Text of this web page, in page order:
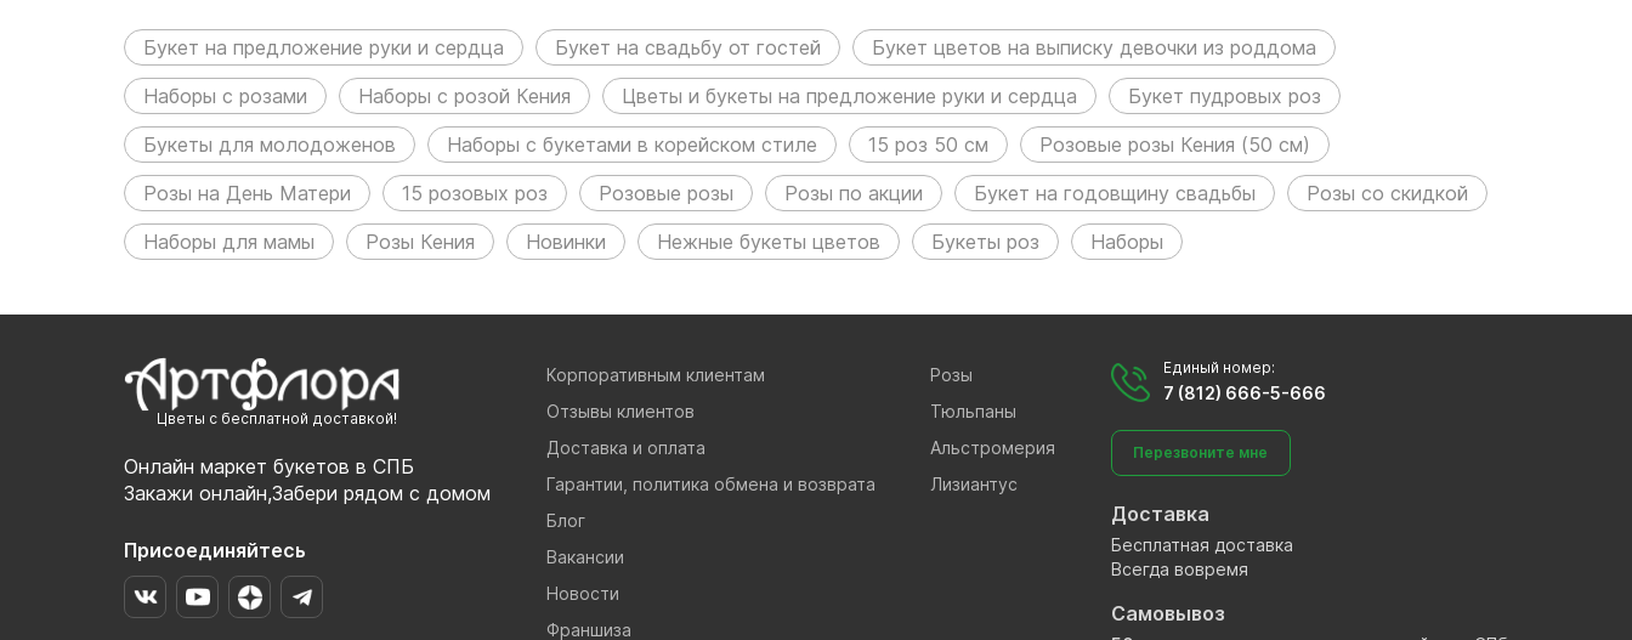
следующих разделах:
Букет на предложение руки и сердца Букет на свадьбу от гостей
Букет цветов на выписку девочки из роддома
Наборы с розами
Наборы с розой Кения Цветы и букеты на предложение руки и сердца
Букет пудровых роз
Букеты для молодоженов
Наборы с букетами в корейском стиле 15 роз 50 см
Розовые розы Кения (50 см)
Розы на День Матери
15 розовых роз Розовые розы Розы по акции Букет на годовщину свадьбы
Розы со скидкой
Наборы для мамы
Розы Кения Новинки Нежные букеты цветов Букеты роз Наборы
Цветы с бесплатной доставкой!
Онлайн маркет букетов в СПБ
Закажи онлайн,Забери рядом с домом
Присоединяйтесь
Корпоративным клиентам
Отзывы клиентов
Доставка и оплата
Гарантии, политика обмена и возврата
Блог
Вакансии
Новости
Франшиза
Розы
Тюльпаны
Альстромерия
Лизиантус
Единый номер:
7 (812) 666-5-666
Перезвоните мне
Доставка
Бесплатная доставка
Всегда вовремя
Самовывоз